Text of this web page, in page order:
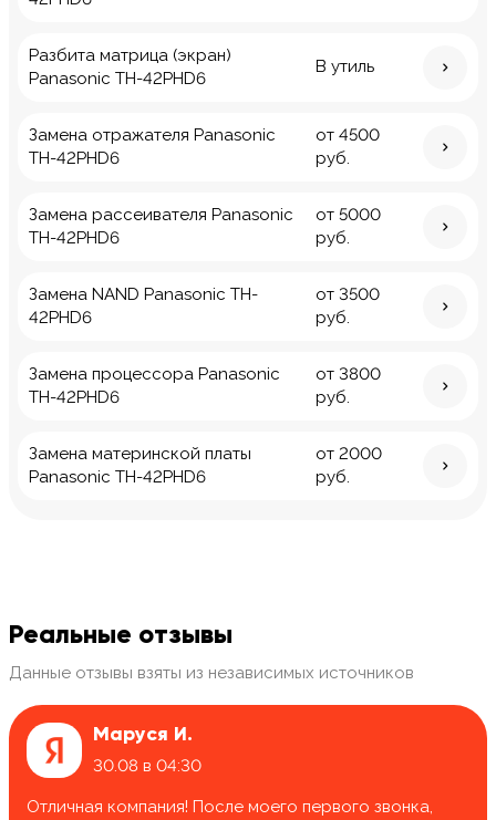
Разбита матрица (экран)
Panasonic TH-42PHD6
В утиль
Замена отражателя Panasonic
TH-42PHD6
от 4500
руб.
Замена рассеивателя Panasonic
TH-42PHD6
от 5000
руб.
Замена NAND Panasonic TH-
42PHD6
от 3500
руб.
Замена процессора Panasonic
TH-42PHD6
от 3800
руб.
Замена материнской платы
Panasonic TH-42PHD6
от 2000
руб.
Реальные отзывы
Данные отзывы взяты из независимых источников
Маруся И.
30.08 в 04:30
Отличная компания! После моего первого звонка,